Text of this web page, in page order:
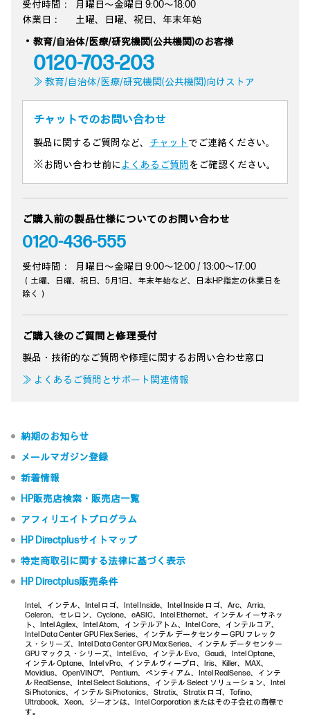
受付時間：
月曜日～金曜日 9:00～18:00
休業日：
土曜、日曜、祝日、年末年始
教育/自治体/医療/研究機関(公共機関)のお客様
0120-703-203
≫ 教育/自治体/医療/研究機関(公共機関)向けストア
チャットでのお問い合わせ
製品に関するご質問など、 チャットでご連絡ください。
※お問い合わせ前によくあるご質問 をご確認ください。
ご購入前の製品仕様についてのお問い合わせ
0120-436-555
受付時間： 月曜日～金曜日 9:00～12:00 / 13:00～17:00
（土曜、日曜、祝日、5月1日、年末年始など、日本HP指定の休業日を
除く）
ご購入後のご質問と修理受付
製品・技術的なご質問や修理に関するお問い合わせ窓口
≫ よくあるご質問とサポート関連情報
納期のお知らせ
メールマガジン登録
新着情報
HP販売店検索・販売店一覧
アフィリエイトプログラム
HP Directplusサイトマップ
特定商取引に関する法律に基づく表示
HP Directplus販売条件
Intel、インテル、Intel ロゴ、Intel Inside、Intel Inside ロゴ、Arc、Arria、
Celeron、セレロン、Cyclone、eASIC、Intel Ethernet、インテル イーサネッ
ト、Intel Agilex、Intel Atom、インテルアトム、Intel Core、インテルコア、
Intel Data Center GPU Flex Series、インテル データセンター GPU フレック
ス・シリーズ、Intel Data Center GPU Max Series、インテル データセンター
GPU マックス・シリーズ、Intel Evo、インテル Evo、Gaudi、Intel Optane、
インテル Optane、Intel vPro、インテルヴィープロ、Iris、Killer、MAX、
Movidius、OpenVINO™、 Pentium、ペンティアム、Intel RealSense、インテ
ル RealSense、Intel Select Solutions、インテル Select ソリューション、Intel
Si Photonics、インテル Si Photonics、Stratix、Stratix ロゴ、Tofino、
Ultrabook、Xeon、ジーオンは、Intel Corporation またはその子会社の商標で
す。